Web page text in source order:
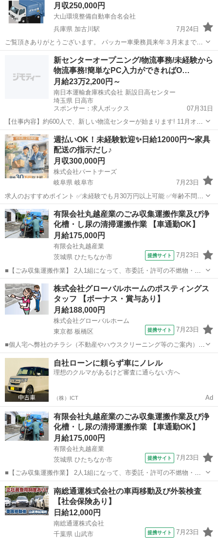
月収250,000円
大山環境整備自動車合名会社
兵庫県 加古川駅
7月24日
ご覧頂きありがとうございます。 パッカー車乗務員来年３月末までの
契約社員の募集です。更新制度有 加古川市民の出されるゴミの収集で
す。２人一組ですので未経験者でも大丈夫です。 年齢・経験・性別不
問（高齢者不可） 来...
加古川市 加古川駅 その他 パッカー
新センターオープニング/物流事務/未経験から
物流事務!簡単なPC入力ができればO…
月給23万2,200円～
南日本運輸倉庫株式会社 新設日高センター
埼玉県 日高市
スポンサー：求人ボックス
07月31日
【仕事内容】約600人で、新しい物流センターが始まります! 11月オー
プン!約600名のオープニング募集 単身赴任研修が可能の方には、家具
付き社宅を会社がご⽤意! 受付・入力・伝票発行で新センターを支える
仕事 11月のオープンに向...
正社員
週払いOK！未経験歓迎✨日給12000円〜家具
配送の指示だし♪
月収300,000円
株式会社パートナーズ
岐阜県 岐阜市
7月23日
求人のおすすめポイント ✅未経験でも月30万円以上可能 ✅年齢不問で
活躍可能 ✅シフト制で希望休の相談OK！ ◎自由なシフトで自分らし
く働ける職場です♪ ◆仕事内容 大手家具メーカーの商品を、2人1組で
個...
岐阜 岐阜市 その他 未経験
有限会社丸越産業のごみ収集運搬作業及び浄
化槽・し尿の清掃運搬作業 【車通勤OK】
月給175,000円
有限会社丸越産業
茨城県 ひたちなか市
提携サイト 7月23日
■【ごみ収集運搬作業】 2人1組になって、市委託・許可の不燃物・可
燃物・ごみ収集の運搬業務を担当していただきます。 ※業務エリア：
ひたちなか市内 ※使用車両：2t・3tパッカー車（マニュアル） ※重量
物の積み降ろしあり 【...
茨城 ひたちなか市 その他
株式会社グローバルホームのポスティングス
タッフ 【ボーナス・賞与あり】
月給188,000円
株式会社グローバルホーム
東京都 板橋区
提携サイト 7月23日
■個人宅へ弊社のチラシ（不動産やハウスクリーニング等のご案内）の
ポスティング ※東京・神奈川・埼玉などの現場への直行直帰あり ★ポ
スティングエリアは弊社で指定します ■月給188,000円～300,000円＋
インセンティブあ...
東京 板橋区 その他
自社ローンに頼らず車にノレル
理想のクルマがあるけど審査に通らない方へ
（株）ICT Ad
有限会社丸越産業のごみ収集運搬作業及び浄
化槽・し尿の清掃運搬作業 【車通勤OK】
月給175,000円
有限会社丸越産業
茨城県 ひたちなか市
提携サイト 7月23日
■【ごみ収集運搬作業】 2人1組になって、市委託・許可の不燃物・可
燃物・ごみ収集の運搬業務を担当していただきます。 ※業務エリア：
ひたちなか市内 ※使用車両：2t・3tパッカー車（マニュアル） ※重量
物の積み降ろしあり 【...
茨城 ひたちなか市 その他
南総通運株式会社の車両移動及び外装検査
【社会保険あり】
日給12,000円
南総通運株式会社
千葉県 山武市
提携サイト 7月23日